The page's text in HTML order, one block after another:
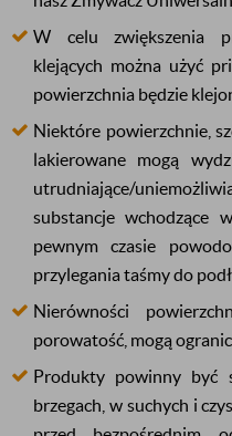
W celu zwiększenia
klejących można użyć
powierzchnia będzie
Niektóre powierzchnie,
lakierowane mogą
utrudniające/
substancje wchodzące
pewnym czasie
przylegania taśmy do
Nierówności
porowatość, mogą
Produkty powinny być
brzegach, w suchych i